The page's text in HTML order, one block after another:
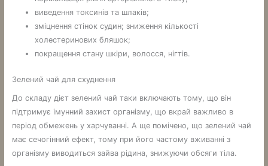
виведення токсинів та шлаків;
зміцнення стінок судин; зниження кількості
холестеринових бляшок;
покращення стану шкіри, волосся, нігтів.
Зелений чай для схуднення
До складу дієт зелений чай таки включають тому, що він
підтримує імунний захист організму, що вкрай важливо в
період обмежень у харчуванні. А ще помічено, що зелений чай
має сечогінний ефект, тому при його частому вживанні з
організму виводиться зайва рідина, знижуючи обсяги тіла.